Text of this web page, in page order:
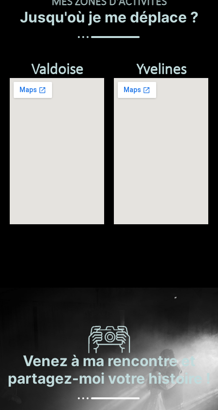
Jusqu'où je me déplace ?
Valdoise Yvelines
Venez à ma rencontre et
partagez-moi votre histoire !